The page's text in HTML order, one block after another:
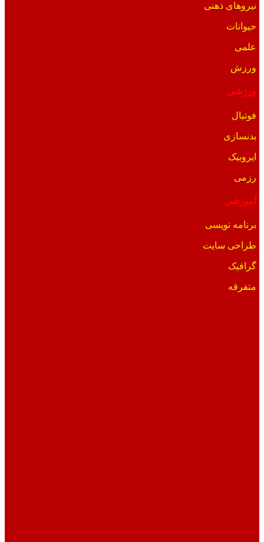
نیروهای ذهنی
حیوانات
علمی
ورزش
ورزشی
فوتبال
بدنسازی
ایروبیک
رزمی
آموزشی
برنامه نویسی
طراحی سایت
گرافیک
متفرقه